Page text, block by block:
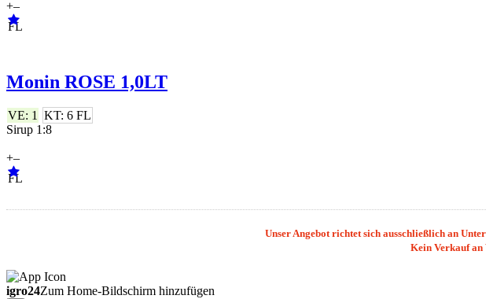
+–
FL
Monin ROSE 1,0LT
VE: 1
KT: 6 FL
Sirup 1:8
+–
FL
Unser Angebot richtet sich ausschließlich an
Kein Verkauf an
igro24Zum Home-Bildschirm hinzufügen